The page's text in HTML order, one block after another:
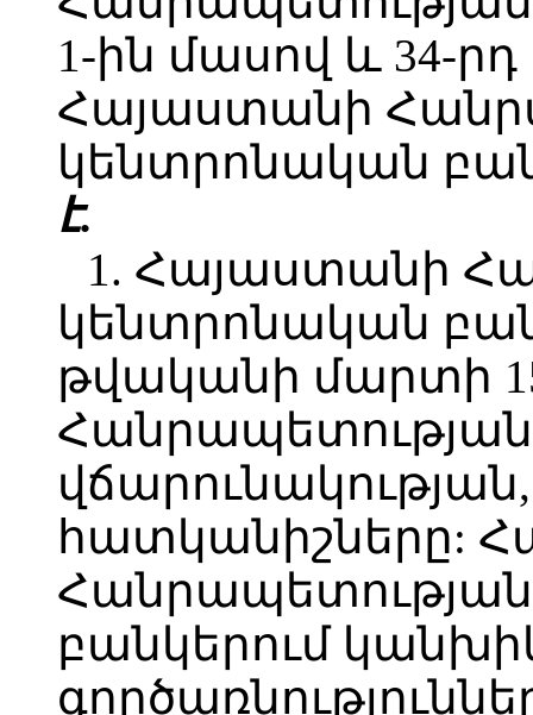
1-ին մասով և 34-
Հայաստանի
կենտրոնական
է.
1. Հայաստանի
կենտրոնական
թվականի մարտի
հատկանիշները:
բանկերում